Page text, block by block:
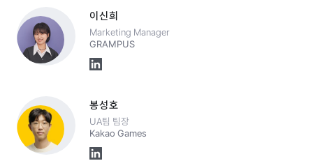
이신희
Marketing Manager
GRAMPUS
봉성호
UA팀 팀장
Kakao Games